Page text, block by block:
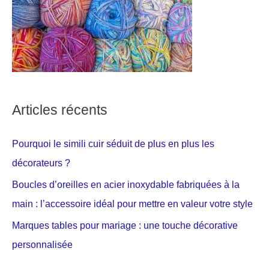
Articles récents
Pourquoi le simili cuir séduit de plus en plus les
décorateurs ?
Boucles d’oreilles en acier inoxydable fabriquées à la
main : l’accessoire idéal pour mettre en valeur votre style
Marques tables pour mariage : une touche décorative
personnalisée